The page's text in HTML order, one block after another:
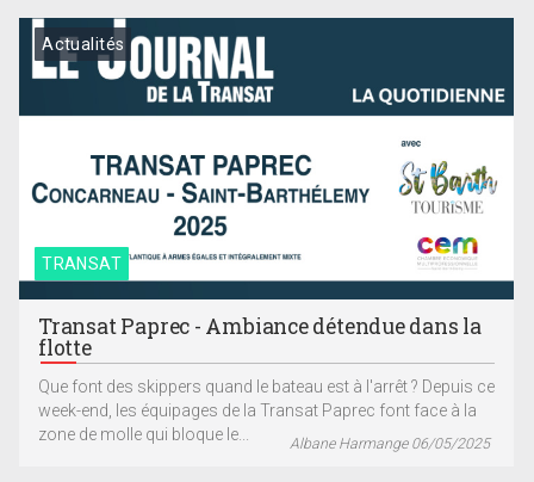
TRANSAT
Actualités
Transat Paprec - Ambiance détendue dans la
flotte
Que font des skippers quand le bateau est à l'arrêt ? Depuis ce
week-end, les équipages de la Transat Paprec font face à la
zone de molle qui bloque le...
Albane Harmange 06/05/2025